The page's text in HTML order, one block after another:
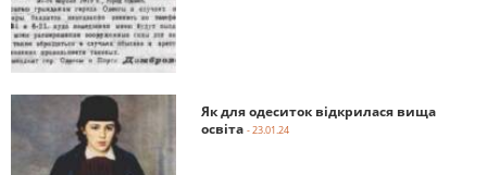
Як для одеситок відкрилася вища
освіта - 23.01.24